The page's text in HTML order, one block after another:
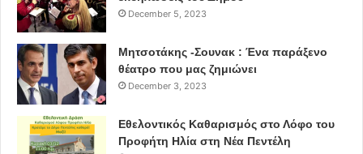
Αγροτικό Οργανισμό Δήμητρα (ΕΛΓΟ-ΔΗΜΗΤΡΑ).
Η αυτοδιαχείριση των σκουπιδιών αποτελεί πλέον
κοινωνικό κι επιτακτικό αίτημα.
Στόχος είναι το Δίκτυο Συνοικιακής Κομποστοποίησης
να διευρυνθεί σε όλο το Δήμο Βριλησσίων.
December 5, 2023
Μητσοτάκης -Σουνακ : Ένα παράξενο
θέατρο που μας ζημιώνει
December 3, 2023
Εθελοντικός Καθαρισμός στο Λόφο του
Προφήτη Ηλία στη Νέα Πεντέλη